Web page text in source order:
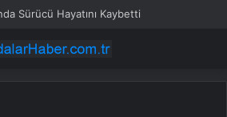
Sürücü Hayatını Kaybetti